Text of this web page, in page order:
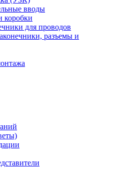
вводы
коробки
для проводов
разъемы и